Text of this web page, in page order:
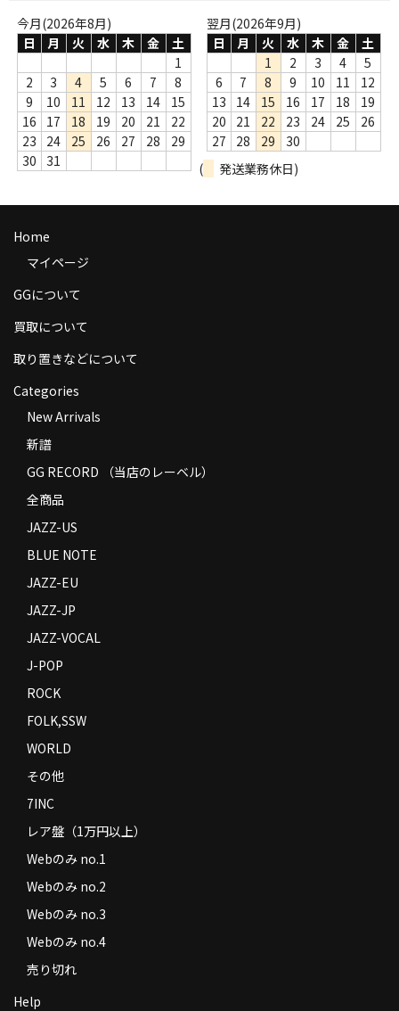
Webのみ no.3
Webのみ no.4
売り切れ
Help
お支払い方法
返品
特定商取引法に基づく表示
Contact
今月(2026年8月)
日
月 火 水 木 金
土
1
2
3 4 5 6 7
8
9
10 11 12 13 14
15
16
17 18 19 20 21
22
23
24 25 26 27 28
29
30
31
翌月(2026年9月)
日
月 火 水 木 金
土
1
2 3 4
5
6
7 8 9 10 11
12
13
14 15 16 17 18
19
20
21 22 23 24 25
26
27
28 29
30
(
発送業務休日)
Home
マイページ
GGについて
買取について
取り置きなどについて
Categories
New Arrivals
新譜
GG RECORD （当店のレーベル）
全商品
JAZZ-US
BLUE NOTE
JAZZ-EU
JAZZ-JP
JAZZ-VOCAL
J-POP
ROCK
FOLK,SSW
WORLD
その他
7INC
レア盤（1万円以上）
Webのみ no.1
Webのみ no.2
Webのみ no.3
Webのみ no.4
売り切れ
Help